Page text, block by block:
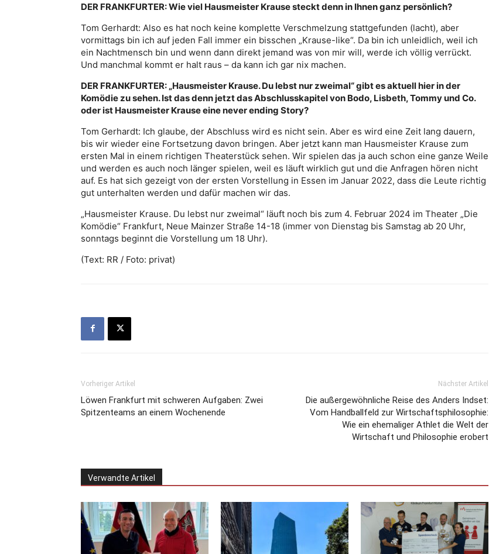
DER FRANKFURTER: Wie viel Hausmeister Krause steckt denn in Ihnen ganz persönlich?
Tom Gerhardt: Also es hat noch keine komplette Verschmelzung stattgefunden (lacht), aber
vormittags bin ich auf jeden Fall immer ein bisschen „Krause-like“. Da bin ich unleidlich, weil ich
ein Nachtmensch bin und wenn dann direkt jemand was von mir will, werde ich völlig verrückt.
Und manchmal kommt er halt raus – da kann ich gar nix machen.
DER FRANKFURTER: „Hausmeister Krause. Du lebst nur zweimal“ gibt es aktuell hier in der
Komödie zu sehen. Ist das denn jetzt das Abschlusskapitel von Bodo, Lisbeth, Tommy und Co.
oder ist Hausmeister Krause eine never ending Story?
Tom Gerhardt: Ich glaube, der Abschluss wird es nicht sein. Aber es wird eine Zeit lang dauern,
bis wir wieder eine Fortsetzung davon bringen. Aber jetzt kann man Hausmeister Krause zum
ersten Mal in einem richtigen Theaterstück sehen. Wir spielen das ja auch schon eine ganze Weile
und werden es auch noch länger spielen, weil es läuft wirklich gut und die Anfragen hören nicht
auf. Es hat sich gezeigt von der ersten Vorstellung in Essen im Januar 2022, dass die Leute richtig
gut unterhalten werden und dafür machen wir das.
„Hausmeister Krause. Du lebst nur zweimal“ läuft noch bis zum 4. Februar 2024 im Theater „Die
Komödie“ Frankfurt, Neue Mainzer Straße 14-18 (immer von Dienstag bis Samstag ab 20 Uhr,
sonntags beginnt die Vorstellung um 18 Uhr).
(Text: RR / Foto: privat)
Vorheriger Artikel
Löwen Frankfurt mit schweren Aufgaben: Zwei
Spitzenteams an einem Wochenende
Nächster Artikel
Die außergewöhnliche Reise des Anders Indset:
Vom Handballfeld zur Wirtschaftsphilosophie:
Wie ein ehemaliger Athlet die Welt der
Wirtschaft und Philosophie erobert
Verwandte Artikel